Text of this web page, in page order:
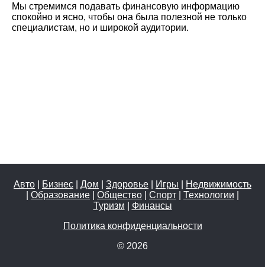
Мы стремимся подавать финансовую информацию
спокойно и ясно, чтобы она была полезной не только
специалистам, но и широкой аудитории.
Авто Бизнес Дом Здоровье Игры
Недвижимость
Образование Общество Спорт Технологии
Туризм
Финансы
Политика конфиденциальности
© 2026